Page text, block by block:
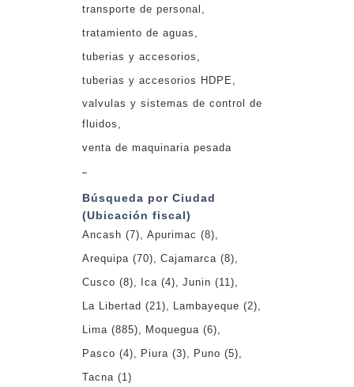
transporte de personal
tratamiento de aguas
tuberias y accesorios
tuberias y accesorios HDPE
valvulas y sistemas de control de
fluidos
venta de maquinaria pesada
Búsqueda por Ciudad
(Ubicación fiscal)
Ancash (7) Apurimac (8)
Arequipa (70) Cajamarca (8)
Cusco (8) Ica (4) Junin (11)
La Libertad (21) Lambayeque (2)
Lima (885) Moquegua (6)
Pasco (4) Piura (3) Puno (5)
Tacna (1)